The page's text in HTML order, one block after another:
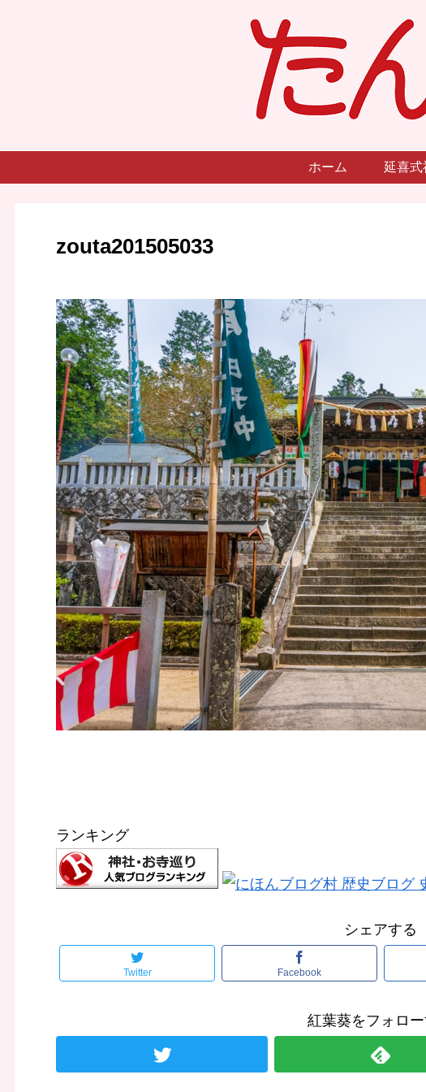
ホーム 延喜式
zouta201505033
ランキング
シェアする
Twitter Facebook
紅葉葵をフォロ